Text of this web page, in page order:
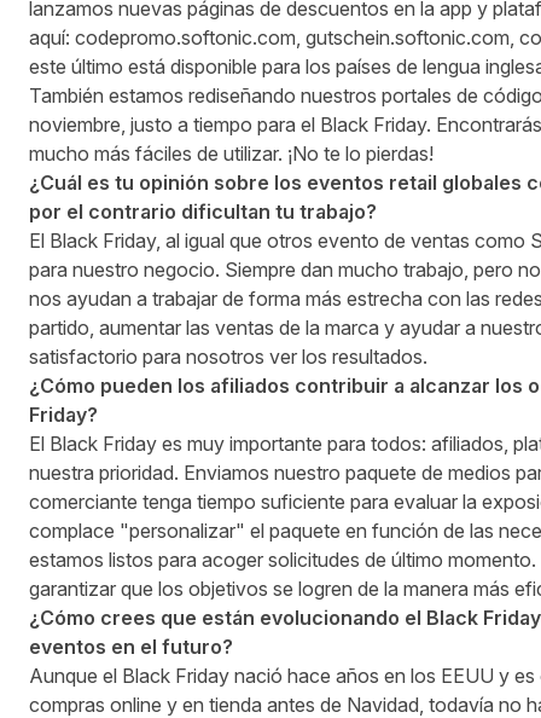
lanzamos nuevas páginas de descuentos en la app y
aquí: codepromo.softonic.com gutschein.softonic.com
este último está disponible para los países de lengua
También estamos rediseñando nuestros portales de
noviembre, justo a tiempo para el Black Friday.
mucho más fáciles de utilizar. ¡No te lo pierdas!
¿Cuál es tu opinión sobre los eventos retail globales
por el contrario dificultan tu trabajo?
El Black Friday, al igual que otros evento de ventas como
para nuestro negocio. Siempre dan mucho trabajo, pero
nos ayudan a trabajar de forma más estrecha con las
partido, aumentar las ventas de la marca y ayudar a
satisfactorio para nosotros ver los resultados.
¿Cómo pueden los afiliados contribuir a alcanzar los
Friday?
El Black Friday es muy importante para todos: afiliados,
nuestra prioridad. Enviamos nuestro paquete de medios
comerciante tenga tiempo suficiente para evaluar la
complace "personalizar" el paquete en función de las
estamos listos para acoger solicitudes de último
garantizar que los objetivos se logren de la manera más
¿Cómo crees que están evolucionando el Black
eventos en el futuro?
Aunque el Black Friday nació hace años en los EEUU y
compras online y en tienda antes de Navidad, todavía no